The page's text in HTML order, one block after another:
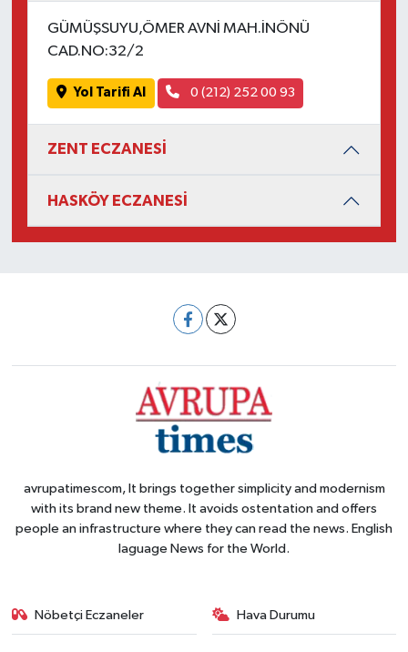
GÜMÜŞSUYU,ÖMER AVNİ MAH.İNÖNÜ
CAD.NO:32/2
Yol Tarifi Al 0 (212) 252 00 93
ZENT ECZANESİ
HASKÖY ECZANESİ
avrupatimescom, It brings together simplicity and modernism
with its brand new theme. It avoids ostentation and offers
people an infrastructure where they can read the news. English
laguage News for the World.
Nöbetçi Eczaneler Hava Durumu